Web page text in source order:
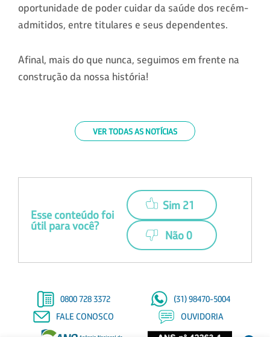
oportunidade de poder cuidar da saúde dos recém-
admitidos, entre titulares e seus dependentes.
Afinal, mais do que nunca, seguimos em frente na
construção da nossa história!
VER TODAS AS NOTÍCIAS
Esse conteúdo foi
útil para você?
Sim 21
Não 0
0800 728 3372
(31) 98470-5004
FALE CONOSCO
OUVIDORIA